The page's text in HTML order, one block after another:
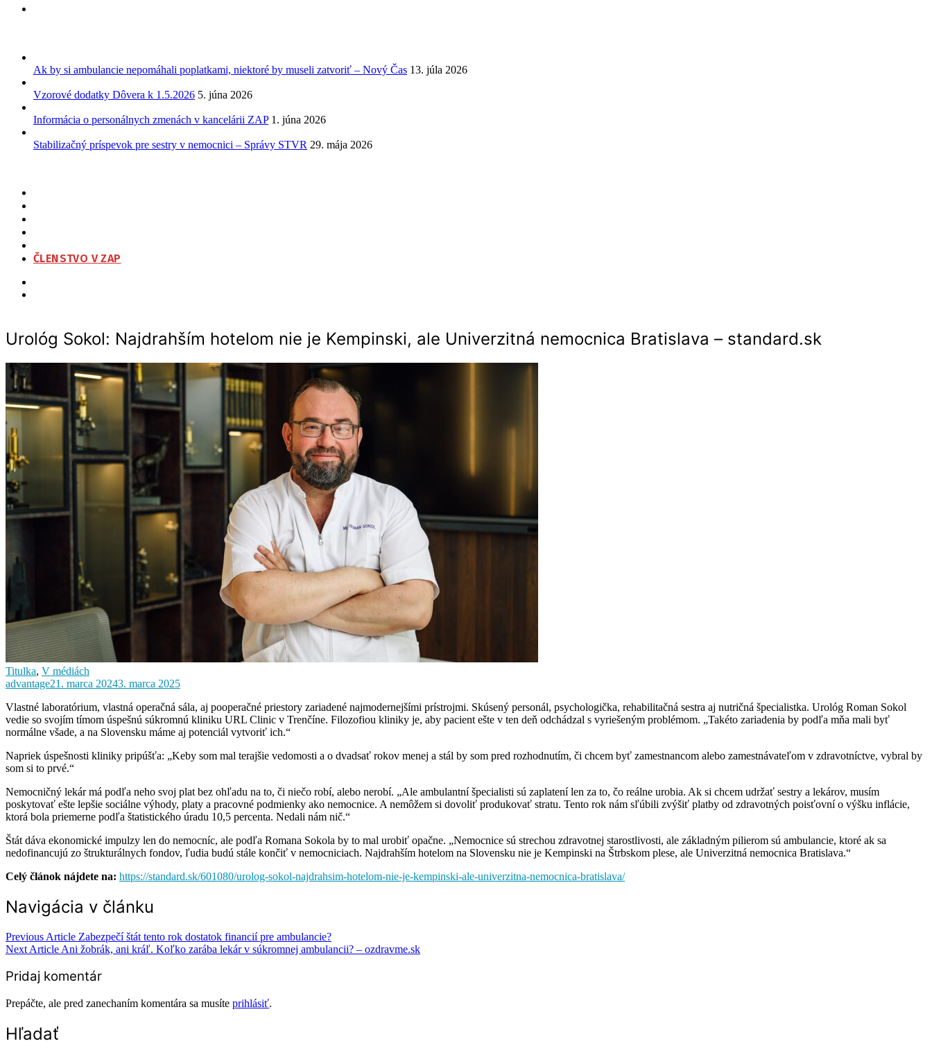
Ak by si ambulancie nepomáhali poplatkami, niektoré by museli zatvoriť – Nový Čas 13. júla 2026
Vzorové dodatky Dôvera k 1.5.2026 5. júna 2026
Informácia o personálnych zmenách v kancelárii ZAP 1. júna 2026
Stabilizačný príspevok pre sestry v nemocnici – Správy STVR 29. mája 2026
ČLENSTVO V ZAP
Urológ Sokol: Najdrahším hotelom nie je Kempinski, ale Univerzitná nemocnica Bratislava – standard.sk
Titulka, V médiách
advantage21. marca 20243. marca 2025
Vlastné laboratórium, vlastná operačná sála, aj pooperačné priestory zariadené najmodernejšími prístrojmi. Skúsený personál, psychologička, rehabilitačná sestra aj nutričná špecialistka. Urológ Roman Sokol
vedie so svojím tímom úspešnú súkromnú kliniku URL Clinic v Trenčíne. Filozofiou kliniky je, aby pacient ešte v ten deň odchádzal s vyriešeným problémom. „Takéto zariadenia by podľa mňa mali byť
normálne všade, a na Slovensku máme aj potenciál vytvoriť ich.“
Napriek úspešnosti kliniky pripúšťa: „Keby som mal terajšie vedomosti a o dvadsať rokov menej a stál by som pred rozhodnutím, či chcem byť zamestnancom alebo zamestnávateľom v zdravotníctve, vybral by
som si to prvé.“
Nemocničný lekár má podľa neho svoj plat bez ohľadu na to, či niečo robí, alebo nerobí. „Ale ambulantní špecialisti sú zaplatení len za to, čo reálne urobia. Ak si chcem udržať sestry a lekárov, musím
poskytovať ešte lepšie sociálne výhody, platy a pracovné podmienky ako nemocnice. A nemôžem si dovoliť produkovať stratu. Tento rok nám sľúbili zvýšiť platby od zdravotných poisťovní o výšku inflácie,
ktorá bola priemerne podľa štatistického úradu 10,5 percenta. Nedali nám nič.“
Štát dáva ekonomické impulzy len do nemocníc, ale podľa Romana Sokola by to mal urobiť opačne. „Nemocnice sú strechou zdravotnej starostlivosti, ale základným pilierom sú ambulancie, ktoré ak sa
nedofinancujú zo štrukturálnych fondov, ľudia budú stále končiť v nemocniciach. Najdrahším hotelom na Slovensku nie je Kempinski na Štrbskom plese, ale Univerzitná nemocnica Bratislava.“
Celý článok nájdete na: https://standard.sk/601080/urolog-sokol-najdrahsim-hotelom-nie-je-kempinski-ale-univerzitna-nemocnica-bratislava/
Navigácia v článku
Previous Article Zabezpečí štát tento rok dostatok financií pre ambulancie?
Next Article Ani žobrák, ani kráľ. Koľko zarába lekár v súkromnej ambulancii? – ozdravme.sk
Pridaj komentár
Prepáčte, ale pred zanechaním komentára sa musíte prihlásiť.
Hľadať